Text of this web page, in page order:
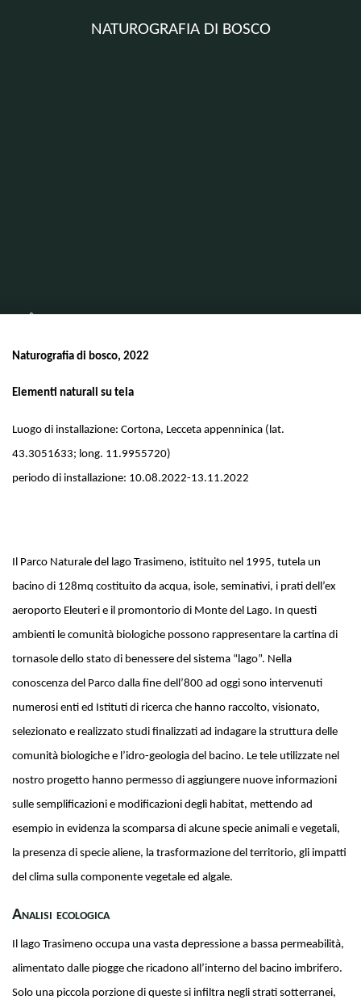
NATUROGRAFIA DI BOSCO
Home
Naturografia di bosco, 2022
Elementi naturali su tela
Luogo di installazione: Cortona, Lecceta appenninica (lat.
43.3051633; long. 11.9955720)
periodo di installazione: 10.08.2022-13.11.2022
Il Parco Naturale del lago Trasimeno, istituito nel 1995, tutela un
bacino di 128mq costituito da acqua, isole, seminativi, i prati dell’ex
aeroporto Eleuteri e il promontorio di Monte del Lago. In questi
ambienti le comunità biologiche possono rappresentare la cartina di
tornasole dello stato di benessere del sistema “lago”. Nella
conoscenza del Parco dalla fine dell’800 ad oggi sono intervenuti
numerosi enti ed Istituti di ricerca che hanno raccolto, visionato,
selezionato e realizzato studi finalizzati ad indagare la struttura delle
comunità biologiche e l’idro-geologia del bacino. Le tele utilizzate nel
nostro progetto hanno permesso di aggiungere nuove informazioni
sulle semplificazioni e modificazioni degli habitat, mettendo ad
esempio in evidenza la scomparsa di alcune specie animali e vegetali,
la presenza di specie aliene, la trasformazione del territorio, gli impatti
del clima sulla componente vegetale ed algale.
Analisi ecologica
Il lago Trasimeno occupa una vasta depressione a bassa permeabilità,
alimentato dalle piogge che ricadono all’interno del bacino imbrifero.
Solo una piccola porzione di queste si infiltra negli strati sotterranei,